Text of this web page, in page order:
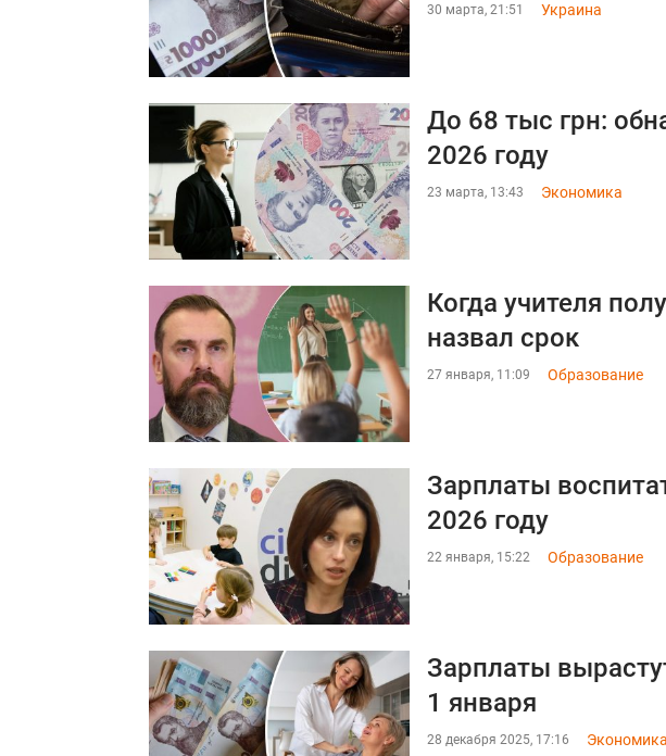
30 марта, 21:51 Украина
До 68 тыс грн:
2026 году
23 марта, 13:43 Экономика
Когда учителя
назвал срок
27 января, 11:09 Образование
Зарплаты
2026 году
22 января, 15:22 Образование
Зарплаты
1 января
28 декабря 2025, 17:16 Экономика